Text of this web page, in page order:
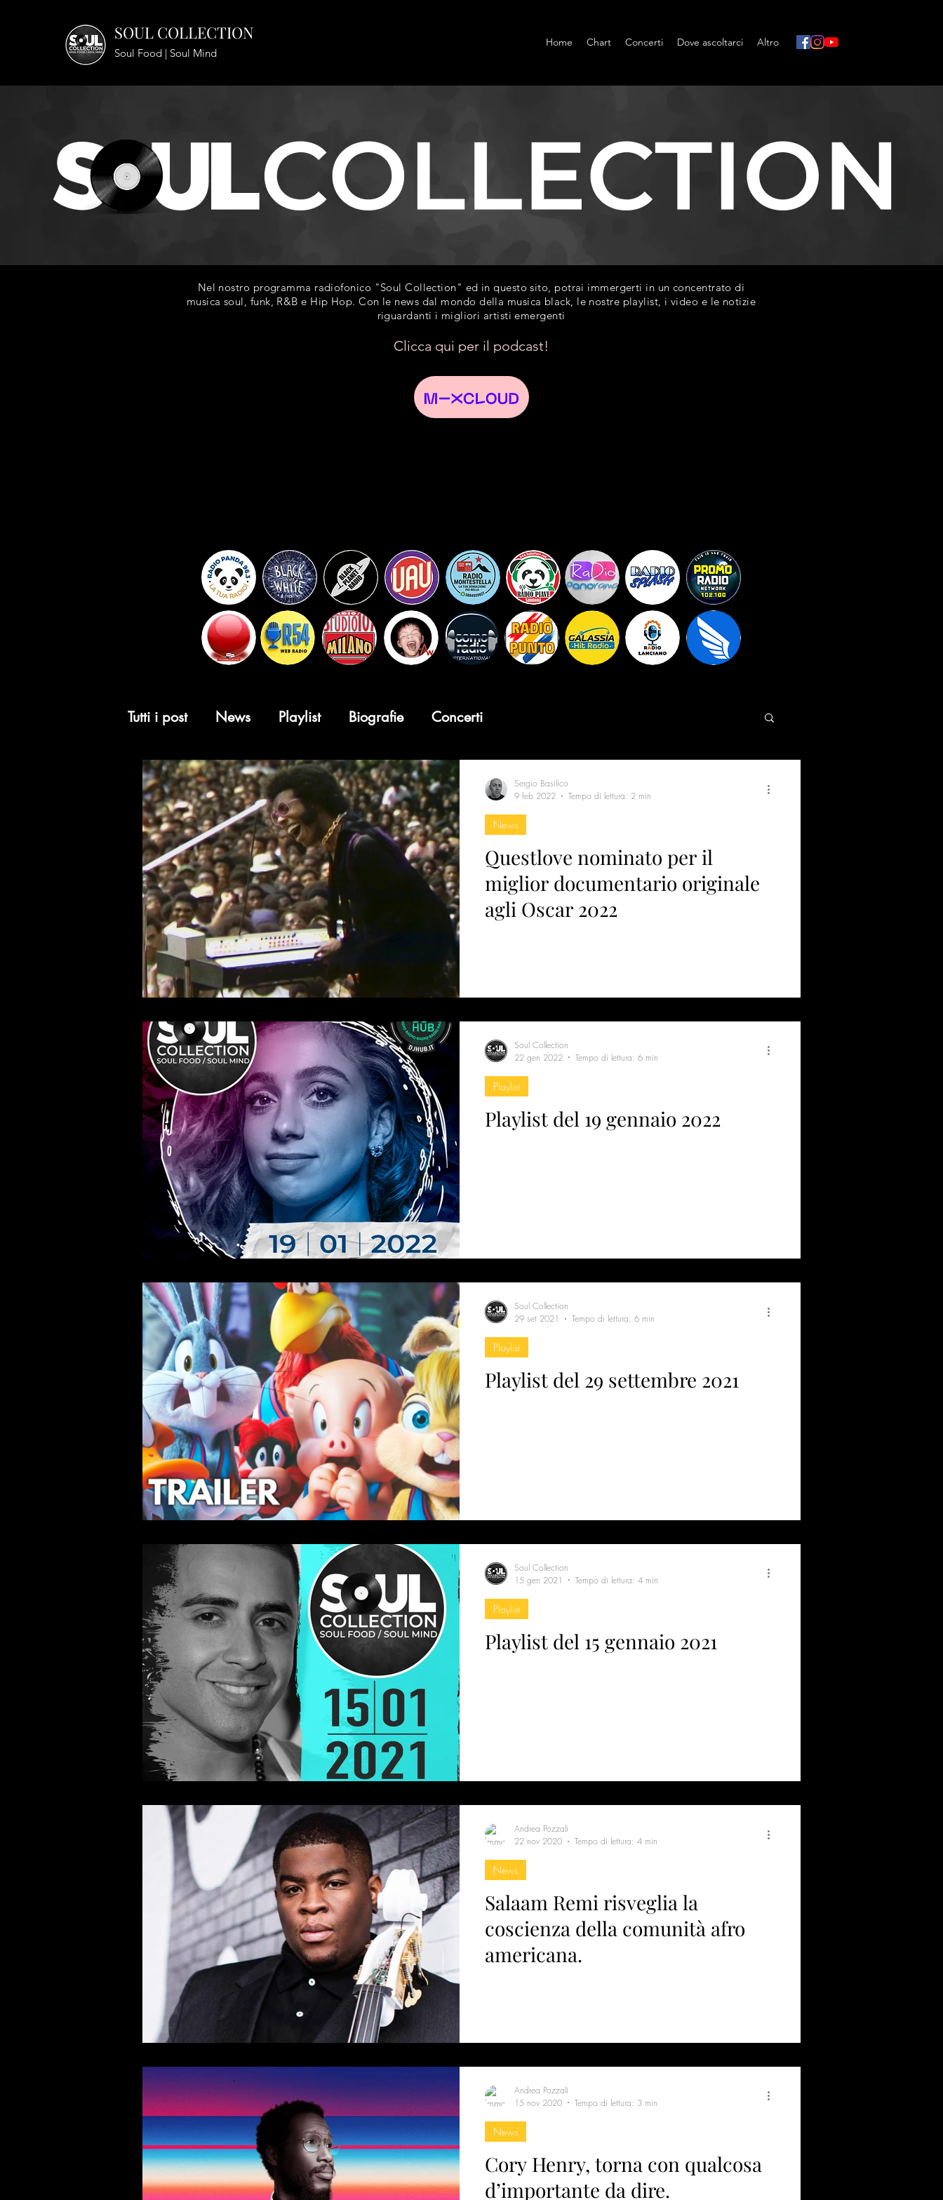
SOUL COLLECTION
Soul Food | Soul Mind
Home Chart Concerti Dove ascoltarci Altro
Nel nostro programma radiofonico "Soul Collection" ed in questo sito, potrai immergerti in un concentrato di
musica soul, funk, R&B e Hip Hop. Con le news dal mondo della musica black, le nostre playlist, i video e le notizie
riguardanti i migliori artisti emergenti
Clicca qui per il podcast!
Tutti i post News Playlist Biografie Concerti
Questlove nominato per il
miglior documentario originale
agli Oscar 2022
News
Sergio Basilico
9 feb 2022
Tempo di lettura: 2 min
Playlist del 19 gennaio 2022
Playlist
Soul Collection
22 gen 2022
Tempo di lettura: 6 min
Playlist del 29 settembre 2021
Playlist
Soul Collection
29 set 2021
Tempo di lettura: 6 min
Playlist del 15 gennaio 2021
Playlist
Soul Collection
15 gen 2021
Tempo di lettura: 4 min
Salaam Remi risveglia la
coscienza della comunità afro
americana.
News
Andrea Pozzali
22 nov 2020
Tempo di lettura: 4 min
Cory Henry, torna con qualcosa
d’importante da dire.
News
Andrea Pozzali
15 nov 2020
Tempo di lettura: 3 min